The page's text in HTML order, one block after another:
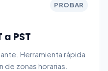
PROBAR
PST
Herramienta rápida
de zonas horarias.